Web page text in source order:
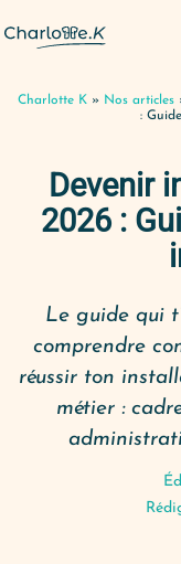
Charlotte K » Nos articles
:
Devenir
2026 :
Le guide qui
comprendre
réussir ton
métier :